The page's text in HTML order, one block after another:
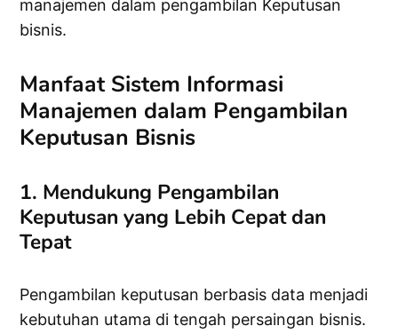
manajemen dalam pengambilan Keputusan
bisnis.
Manfaat Sistem Informasi
Manajemen dalam Pengambilan
Keputusan Bisnis
1. Mendukung Pengambilan
Keputusan yang Lebih Cepat dan
Tepat
Pengambilan keputusan berbasis data menjadi
kebutuhan utama di tengah persaingan bisnis.